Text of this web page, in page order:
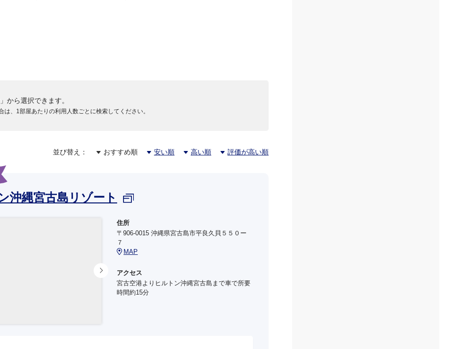
から選択できます。
、1部屋あたりの利用人数ごとに検索してください。
並び替え： おすすめ順 安い順 高い順 評価が高い順
沖縄宮古島リゾート
住所
〒906-0015 沖縄県宮古島市平良久貝５５０ー
７
MAP
アクセス
宮古空港よりヒルトン沖縄宮古島まで車で所要
時間約15分